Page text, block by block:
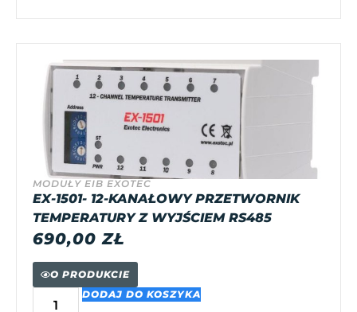
MODUŁY EIB EXOTEC
EX-1501- 12-KANAŁOWY PRZETWORNIK
TEMPERATURY Z WYJŚCIEM RS485
690,00ZŁ
O PRODUKCIE
DODAJ DO KOSZYKA